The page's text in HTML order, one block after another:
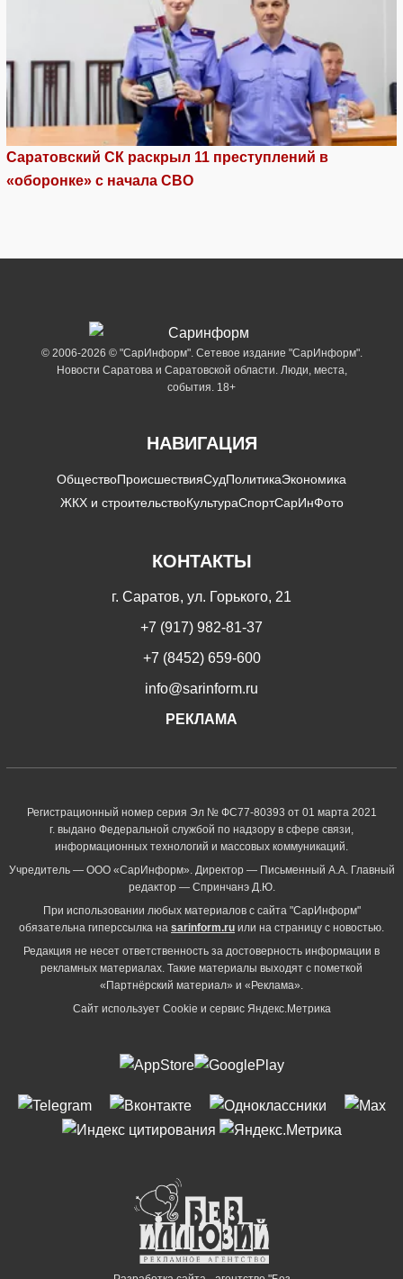
Саратовский СК раскрыл 11 преступлений в
«оборонке» с начала СВО
© 2006-2026 © "СарИнформ". Сетевое издание "СарИнформ".
Новости Саратова и Саратовской области. Люди, места,
события. 18+
НАВИГАЦИЯ
ОбществоПроисшествияСудПолитикаЭкономика
ЖКХ и строительствоКультураСпортСарИнФото
КОНТАКТЫ
г. Саратов, ул. Горького, 21
+7 (917) 982-81-37
+7 (8452) 659-600
info@sarinform.ru
РЕКЛАМА
Регистрационный номер серия Эл № ФС77-80393 от 01 марта 2021
г. выдано Федеральной службой по надзору в сфере связи,
информационных технологий и массовых коммуникаций.
Учредитель — ООО «СарИнформ». Директор — Письменный А.А. Главный
редактор — Спринчанэ Д.Ю.
При использовании любых материалов с сайта "СарИнформ"
обязательна гиперссылка на sarinform.ru или на страницу с новостью.
Редакция не несет ответственность за достоверность информации в
рекламных материалах. Такие материалы выходят с пометкой
«Партнёрский материал» и «Реклама».
Сайт использует Cookie и сервиc Яндекс.Метрика